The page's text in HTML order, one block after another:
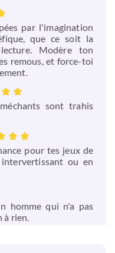
par l'imagination
que ce soit la
Modère ton
remous, et force-toi
sont trahis
pour tes jeux de
ou en
homme qui n'a pas
à rien.